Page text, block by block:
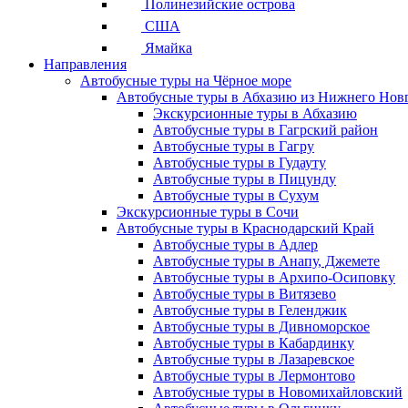
Полинезийские острова
США
Ямайка
Направления
Автобусные туры на Чёрное море
Автобусные туры в Абхазию из Нижнего
Экскурсионные туры в Абхазию
Автобусные туры в Гагрский район
Автобусные туры в Гагру
Автобусные туры в Гудауту
Автобусные туры в Пицунду
Автобусные туры в Сухум
Экскурсионные туры в Сочи
Автобусные туры в Краснодарский Край
Автобусные туры в Адлер
Автобусные туры в Анапу, Джемете
Автобусные туры в Архипо-Осиповку
Автобусные туры в Витязево
Автобусные туры в Геленджик
Автобусные туры в Дивноморское
Автобусные туры в Кабардинку
Автобусные туры в Лазаревское
Автобусные туры в Лермонтово
Автобусные туры в Новомихайловский